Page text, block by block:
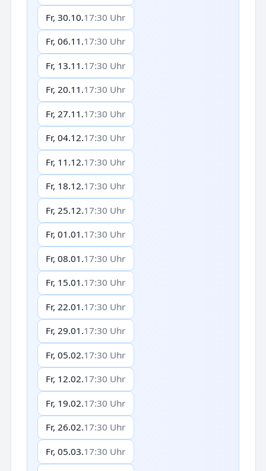
Fr, 30.10.17:30 Uhr
Fr, 06.11.17:30 Uhr
Fr, 13.11.17:30 Uhr
Fr, 20.11.17:30 Uhr
Fr, 27.11.17:30 Uhr
Fr, 04.12.17:30 Uhr
Fr, 11.12.17:30 Uhr
Fr, 18.12.17:30 Uhr
Fr, 25.12.17:30 Uhr
Fr, 01.01.17:30 Uhr
Fr, 08.01.17:30 Uhr
Fr, 15.01.17:30 Uhr
Fr, 22.01.17:30 Uhr
Fr, 29.01.17:30 Uhr
Fr, 05.02.17:30 Uhr
Fr, 12.02.17:30 Uhr
Fr, 19.02.17:30 Uhr
Fr, 26.02.17:30 Uhr
Fr, 05.03.17:30 Uhr